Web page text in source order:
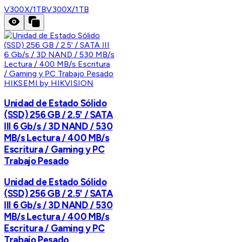
V300X/1TBV300X/1TB
HIKSEMI by HIKVISION
Unidad de Estado Sólido
(SSD) 256 GB / 2.5' / SATA
III 6 Gb/s / 3D NAND / 530
MB/s Lectura / 400 MB/s
Escritura / Gaming y PC
Trabajo Pesado
Unidad de Estado Sólido
(SSD) 256 GB / 2.5' / SATA
III 6 Gb/s / 3D NAND / 530
MB/s Lectura / 400 MB/s
Escritura / Gaming y PC
Trabajo Pesado